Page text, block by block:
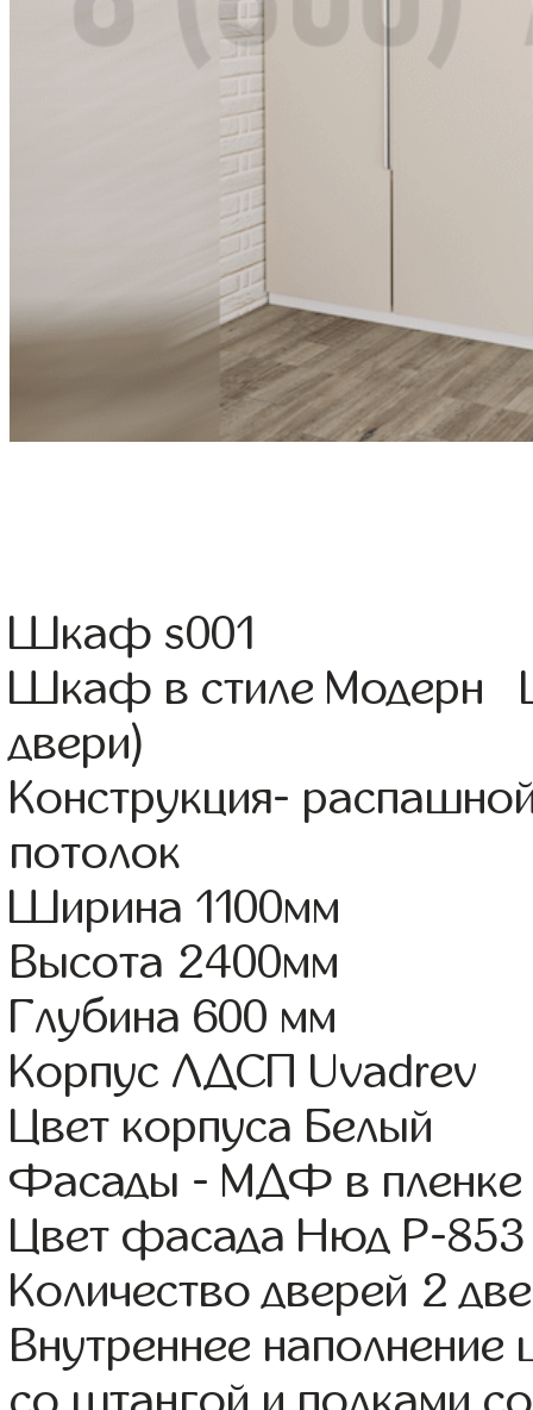
Шкаф s001
Шкаф в стиле Модерн
двери)
Конструкция-
потолок
Ширина 1100мм
Высота 2400мм
Глубина 600 мм
Корпус ЛДСП Uvadrev
Цвет корпуса Белый
Фасады - МДФ в
Цвет фасада Нюд Р-853
Количество дверей 2
Внутреннее